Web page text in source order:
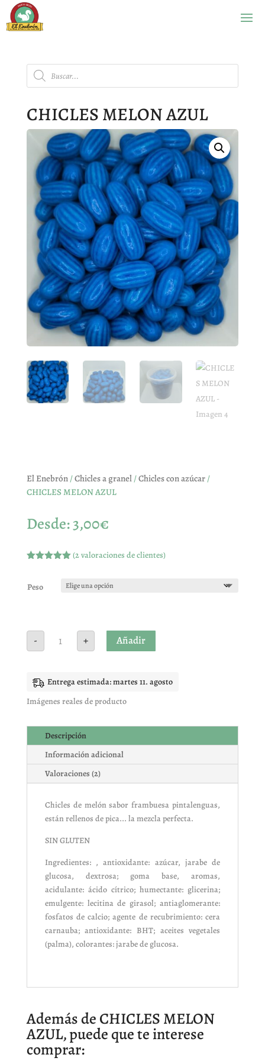
Búsqueda
de
productos
CHICLES MELON AZUL
El Enebrón/Chicles a granel/Chicles con azúcar/
CHICLES MELON AZUL
Desde:3,00€
5 en base
a
(2valoraciones de clientes)
Peso
-
CHICLES
MELON + Añadir
Entrega estimada: martes 11. agosto
Imágenes reales de producto
Descripción
Información adicional
Valoraciones (2)
Chicles de melón sabor frambuesa pintalenguas,
están rellenos de pica... la mezcla perfecta.
SIN GLUTEN
Ingredientes: , antioxidante: azúcar, jarabe de
glucosa, dextrosa; goma base, aromas,
acidulante: ácido cítrico; humectante: glicerina;
emulgente: lecitina de girasol; antiaglomerante:
fosfatos de calcio; agente de recubrimiento: cera
carnauba; antioxidante: BHT; aceites vegetales
(palma), colorantes: jarabe de glucosa.
Además de CHICLES MELON
AZUL, puede que te interese
comprar: